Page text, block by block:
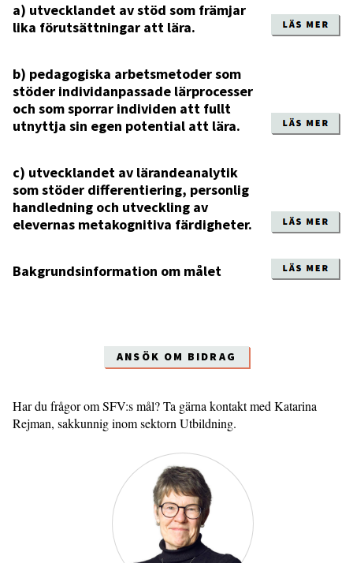
a) utvecklandet av stöd som främjar
lika förutsättningar att lära.
b) pedagogiska arbetsmetoder som
stöder individanpassade lärprocesser
och som sporrar individen att fullt
utnyttja sin egen potential att lära.
c) utvecklandet av lärandeanalytik
som stöder differentiering, personlig
handledning och utveckling av
elevernas metakognitiva färdigheter.
Bakgrundsinformation om målet
ANSÖK OM BIDRAG
Har du frågor om SFV:s mål? Ta gärna kontakt med Katarina
Rejman, sakkunnig inom sektorn Utbildning.